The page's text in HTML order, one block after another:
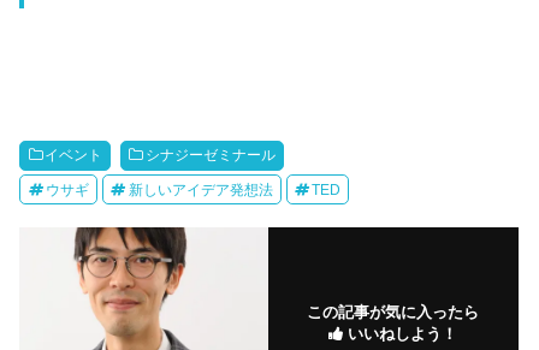
イベント シナジーゼミナール
ウサギ 新しいアイデア発想法 TED
この記事が気に入ったら
いいねしよう！